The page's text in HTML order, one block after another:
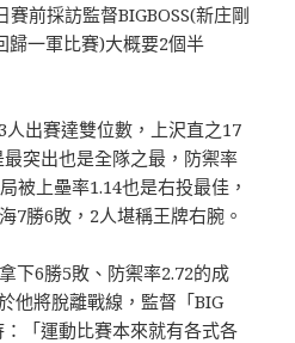
賽前採訪監督BIGBOSS(新庄剛
歸一軍比賽)大概要2個半
出賽達雙位數，上沢直之17
突出也是全隊之最，防禦率
被上壘率1.14也是右投最佳，
7勝6敗，2人堪稱王牌右腕。
下6勝5敗、防禦率2.72的成
他將脫離戰線，監督「BIG
「運動比賽本來就有各式各